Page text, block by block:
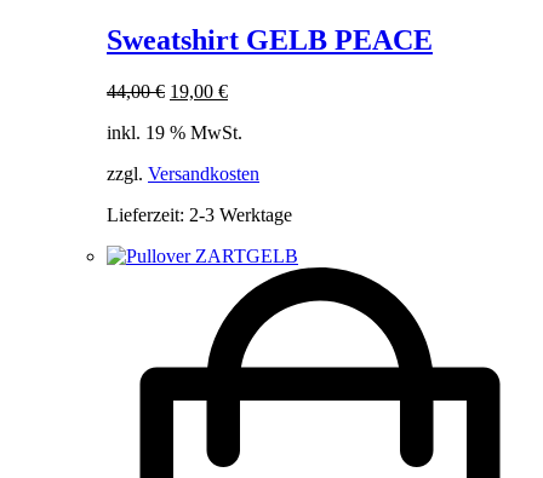
Sweatshirt GELB PEACE
44,00€ Ursprünglicher
war:
19,00 €Aktueller
ist:
inkl. 19 % MwSt.
zzgl. Versandkosten
Lieferzeit: 2-3 Werktage